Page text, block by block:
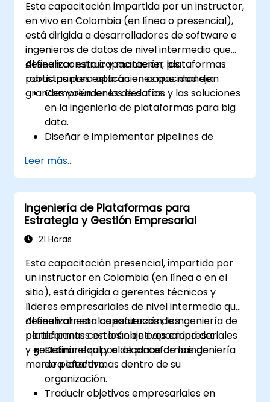
operaciones.
Esta capacitación impartida por un instructor,
en vivo en Colombia (en línea o presencial),
está dirigida a desarrolladores de software e
ingenieros de datos de nivel intermedio que
deseen construir y mantener plataformas
robustas para aplicaciones que manejan
grandes volúmenes de datos.
Al finalizar esta capacitación, los
participantes estarán en capacidad de:
Comprender los desafíos y las soluciones
en la ingeniería de plataformas para big
data.
Diseñar e implementar pipelines de
Utilizar marcos de trabajo de big data
como Hadoop y Spark de manera
efectiva.
Desarrollar soluciones de análisis en
tiempo real utilizando datos en streaming.
Orquestar flujos de trabajo complejos de
Airflow.
Leer más...
Ingeniería de Plataformas para
Estrategia y Gestión Empresarial
21 Horas
Esta capacitación presencial, impartida por
un instructor en Colombia (en línea o en el
sitio), está dirigida a gerentes técnicos y
líderes empresariales de nivel intermedio que
deseen alinear los esfuerzos de ingeniería de
plataformas con los objetivos empresariales
y gestionar equipos de plataformas de
manera efectiva.
Al finalizar esta capacitación, los
participantes estarán en capacidad de:
Definir el rol y el alcance de la ingeniería
de plataformas dentro de su
organización.
Traducir objetivos empresariales en